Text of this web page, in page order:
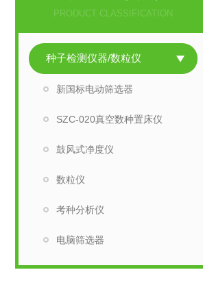
PRODUCT CLASSIFICATION
种子检测仪器/数粒仪
新国标电动筛选器
SZC-020真空数种置床仪
鼓风式净度仪
数粒仪
考种分析仪
电脑筛选器